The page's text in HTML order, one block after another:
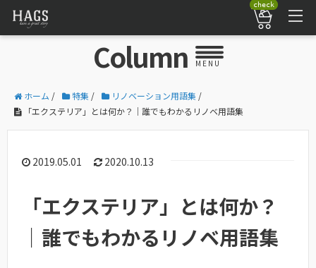
check
Column MENU
ホーム / 特集 / リノベーション用語集 /
「エクステリア」とは何か？｜誰でもわかるリノベ用語集
2019.05.01 2020.10.13
「エクステリア」とは何か？
｜誰でもわかるリノベ用語集